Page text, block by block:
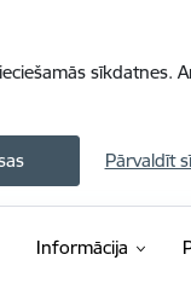
Pārvaldīt
Informācija